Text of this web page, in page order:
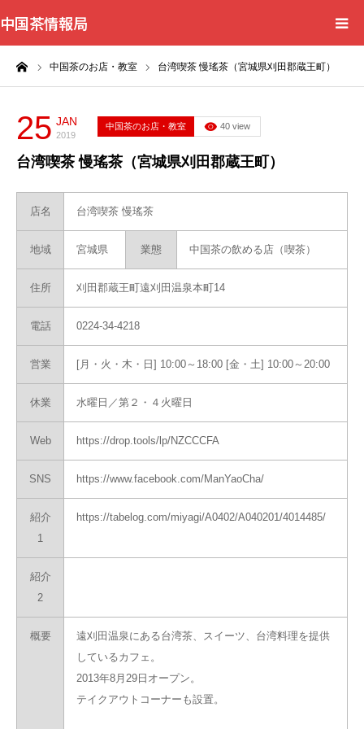
中国茶情報局
中国茶のお店・教室 台湾喫茶 慢瑤茶（宮城県刈田郡蔵王町）
25 JAN
2019
中国茶のお店・教室 40 view
台湾喫茶 慢瑤茶（宮城県刈田郡蔵王町）
店名 台湾喫茶 慢瑤茶
地域 宮城県 業態 中国茶の飲める店（喫茶）
住所 刈田郡蔵王町遠刈田温泉本町14
電話 0224-34-4218
営業 [月・火・木・日] 10:00～18:00 [金・土] 10:00～20:00
休業 水曜日／第２・４火曜日
Web https://drop.tools/lp/NZCCCFA
SNS https://www.facebook.com/ManYaoCha/
紹介
1
https://tabelog.com/miyagi/A0402/A040201/4014485/
紹介
2
概要
遠刈田温泉にある台湾茶、スイーツ、台湾料理を提供
しているカフェ。
2013年8月29日オープン。
テイクアウトコーナーも設置。
Home
News
BlogChecker
Events
WordBank
Books